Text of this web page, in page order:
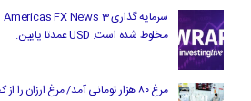
مخلوط شده است. USD عمدتا پایین.
مرغ ۸۰ هزار تومانی آمد/ مرغ ارزان را از کجا بخریم؟